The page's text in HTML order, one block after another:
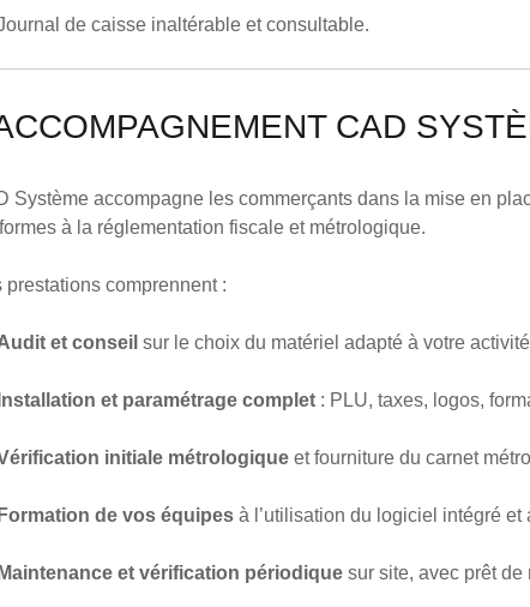
de caisse inaltérable et consultable.
CAD
Système accompagne les commerçants dans la mise en
à la réglementation fiscale et métrologique.
prestations comprennent :
et conseil sur le choix du matériel adapté à votre
Installation et paramétrage complet: PLU, taxes, logos,
initiale métrologiqueet fourniture du carnet
Formation de vos équipesà l’utilisation du logiciel intégré et
Maintenance et vérification périodiquesur site, avec prêt de